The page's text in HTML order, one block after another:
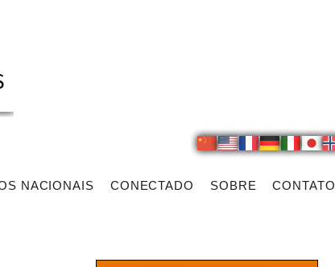
NACIONAIS CONECTADO SOBRE CONTATO